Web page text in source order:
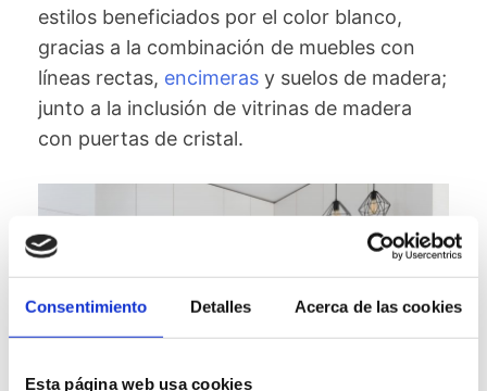
Consentimiento Detalles Acerca de las cookies
Esta página web usa cookies
estilos beneficiados por el color blanco,
gracias a la combinación de muebles con
líneas rectas, encimeras y suelos de madera;
junto a la inclusión de vitrinas de madera
con puertas de cristal.